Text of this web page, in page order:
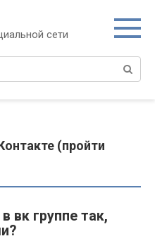
сети
(пройти
вк группе так,